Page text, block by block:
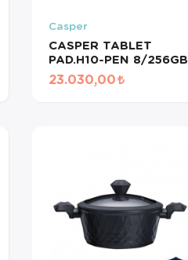
Casper
CASPER TABLET
PAD.H10-PEN 8/256GB
23.030,00